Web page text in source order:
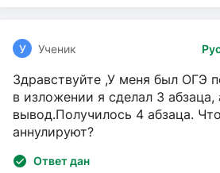
У Ученик
Здравствуйте ,У меня был ОГЭ
в изложении я сделал 3 абзаца,
вывод.Получилось 4 абзаца.
аннулируют?
Ответ дан